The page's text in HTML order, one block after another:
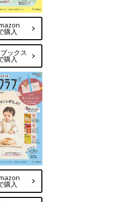
購入
ックス
購入
購入